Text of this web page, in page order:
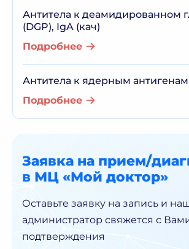
Антитела к деамидированном
(DGP), IgA (кач)
Подробнее
Антитела к ядерным антигенам
Подробнее
Заявка на прием/
в МЦ «Мой доктор»
Оставьте заявку на запись и
администратор свяжется с
подтверждения